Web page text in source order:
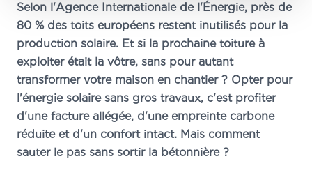
Selon l'Agence Internationale de l'Énergie, près de
80 % des toits européens restent inutilisés pour la
production solaire. Et si la prochaine toiture à
exploiter était la vôtre, sans pour autant
transformer votre maison en chantier ? Opter pour
l'énergie solaire sans gros travaux, c'est profiter
d'une facture allégée, d'une empreinte carbone
réduite et d'un confort intact. Mais comment
sauter le pas sans sortir la bétonnière ?